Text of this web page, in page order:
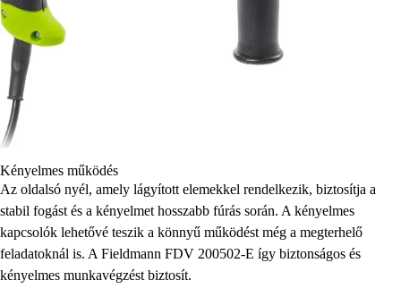
Kényelmes működés
Az oldalsó nyél, amely lágyított elemekkel rendelkezik, biztosítja a
stabil fogást és a kényelmet hosszabb fúrás során. A kényelmes
kapcsolók lehetővé teszik a könnyű működést még a megterhelő
feladatoknál is. A Fieldmann FDV 200502-E így biztonságos és
kényelmes munkavégzést biztosít.